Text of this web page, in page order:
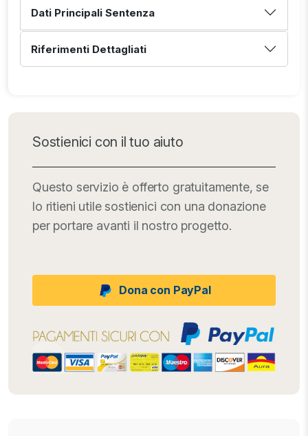
Dati Principali Sentenza
Riferimenti Dettagliati
Sostienici con il tuo aiuto
Questo servizio è offerto gratuitamente, se
lo ritieni utile sostienici con una donazione
per portare avanti il nostro progetto.
Dona con PayPal